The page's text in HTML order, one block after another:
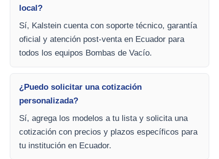
local?
Sí, Kalstein cuenta con soporte técnico, garantía
oficial y atención post-venta en Ecuador para
todos los equipos Bombas de Vacío.
¿Puedo solicitar una cotización
personalizada?
Sí, agrega los modelos a tu lista y solicita una
cotización con precios y plazos específicos para
tu institución en Ecuador.